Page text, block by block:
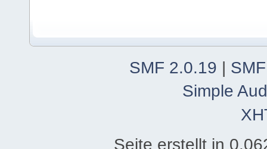
SMF 2.0.19 |
Simple
Seite erstellt in